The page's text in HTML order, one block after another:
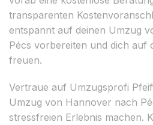
transparenten
entspannt auf deinen Umzug
Pécs vorbereiten und dich auf
freuen.
Vertraue auf Umzugsprofi
Umzug von Hannover nach
stressfreien Erlebnis machen.